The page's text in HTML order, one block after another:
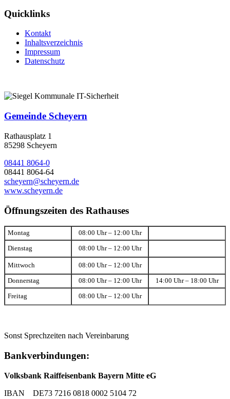
Quicklinks
Kontakt
Inhaltsverzeichnis
Impressum
Datenschutz
Gemeinde Scheyern
Rathausplatz 1
85298 Scheyern
08441 8064-0
08441 8064-64
scheyern@scheyern.de
www.scheyern.de
Öffnungszeiten des Rathauses
Montag 08:00 Uhr – 12:00 Uhr
Dienstag 08:00 Uhr – 12:00 Uhr
Mittwoch 08:00 Uhr – 12:00 Uhr
Donnerstag 08:00 Uhr – 12:00 Uhr 14:00 Uhr – 18:00 Uhr
Freitag 08:00 Uhr – 12:00 Uhr
Sonst Sprechzeiten nach Vereinbarung
Bankverbindungen:
Volksbank Raiffeisenbank Bayern Mitte eG
IBAN DE73 7216 0818 0002 5104 72